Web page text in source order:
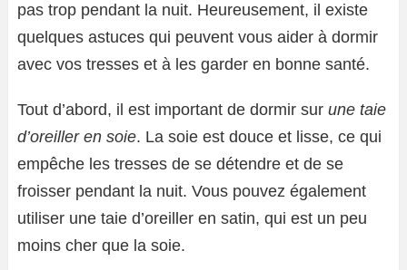
pas trop pendant la nuit. Heureusement, il existe
quelques astuces qui peuvent vous aider à dormir
avec vos tresses et à les garder en bonne santé.
Tout d’abord, il est important de dormir sur une taie
d’oreiller en soie. La soie est douce et lisse, ce qui
empêche les tresses de se détendre et de se
froisser pendant la nuit. Vous pouvez également
utiliser une taie d’oreiller en satin, qui est un peu
moins cher que la soie.